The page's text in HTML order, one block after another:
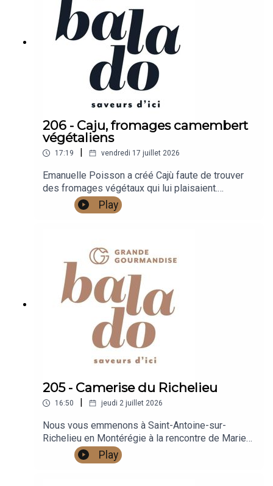
206 - Caju, fromages camembert
végétaliens
17:19 vendredi 17 juillet 2026
Emanuelle Poisson a créé Cajù faute de trouver
des fromages végétaux qui lui plaisaient.
Résultat : des camemberts affinés à base de noix
de cajous biologiques qui rivalisent avec les
Play
205 - Camerise du Richelieu
16:50 jeudi 2 juillet 2026
Nous vous emmenons à Saint-Antoine-sur-
Richelieu en Montérégie à la rencontre de Marie-
Sol Clermont et Erik de Agostinis, propriétaires
de Camerise du Richelieu, qui ont entrepris une
Play